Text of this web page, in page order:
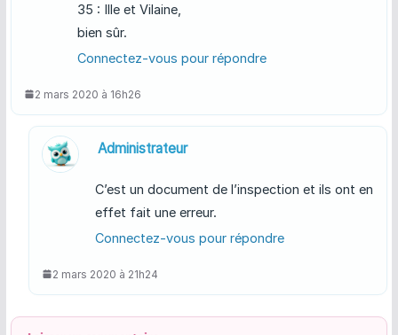
35 : Ille et Vilaine,
bien sûr.
Connectez-vous pour répondre
2 mars 2020 à 16h26
Administrateur
C’est un document de l’inspection et ils ont en
effet fait une erreur.
Connectez-vous pour répondre
2 mars 2020 à 21h24